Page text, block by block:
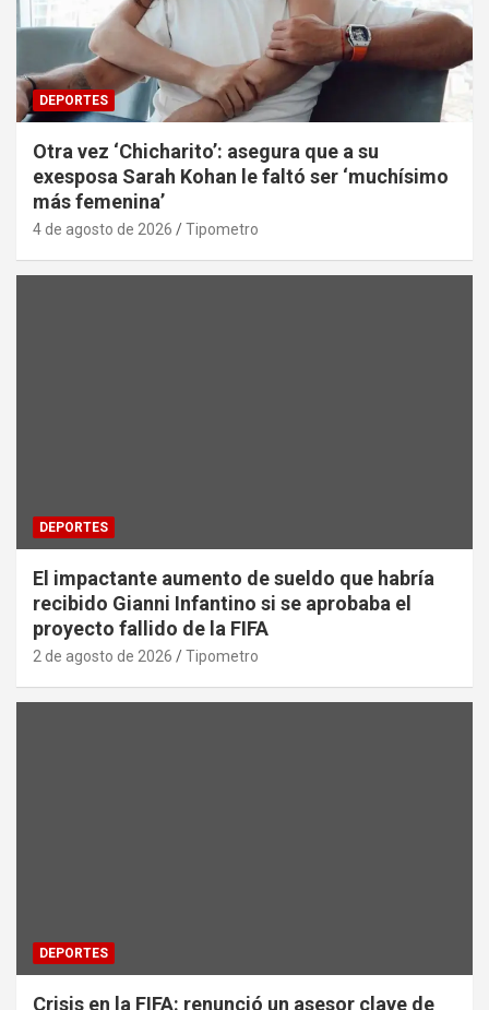
DEPORTES
Otra vez ‘Chicharito’: asegura que a su
exesposa Sarah Kohan le faltó ser ‘muchísimo
más femenina’
4 de agosto de 2026 Tipometro
DEPORTES
El impactante aumento de sueldo que habría
recibido Gianni Infantino si se aprobaba el
proyecto fallido de la FIFA
2 de agosto de 2026 Tipometro
DEPORTES
Crisis en la FIFA: renunció un asesor clave de